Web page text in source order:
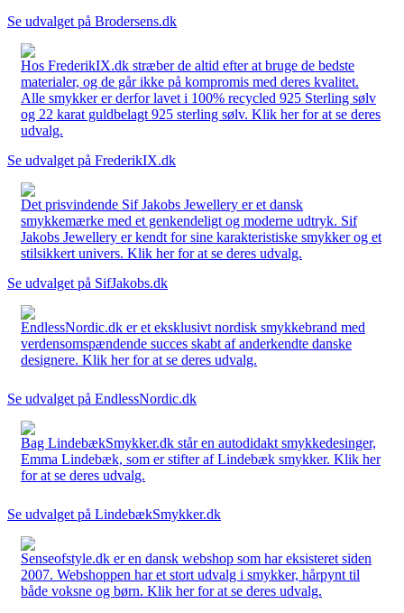
Se udvalget på Brodersens.dk
Hos FrederikIX.dk stræber de altid efter at bruge de bedste
materialer, og de går ikke på kompromis med deres kvalitet.
Alle smykker er derfor lavet i 100% recycled 925 Sterling sølv
og 22 karat guldbelagt 925 sterling sølv. Klik her for at se deres
udvalg.
Se udvalget på FrederikIX.dk
Det prisvindende Sif Jakobs Jewellery er et dansk
smykkemærke med et genkendeligt og moderne udtryk. Sif
Jakobs Jewellery er kendt for sine karakteristiske smykker og et
stilsikkert univers. Klik her for at se deres udvalg.
Se udvalget på SifJakobs.dk
EndlessNordic.dk er et eksklusivt nordisk smykkebrand med
verdensomspændende succes skabt af anderkendte danske
designere. Klik her for at se deres udvalg.
Se udvalget på EndlessNordic.dk
Bag LindebækSmykker.dk står en autodidakt smykkedesinger,
Emma Lindebæk, som er stifter af Lindebæk smykker. Klik her
for at se deres udvalg.
Se udvalget på LindebækSmykker.dk
Senseofstyle.dk er en dansk webshop som har eksisteret siden
2007. Webshoppen har et stort udvalg i smykker, hårpynt til
både voksne og børn. Klik her for at se deres udvalg.